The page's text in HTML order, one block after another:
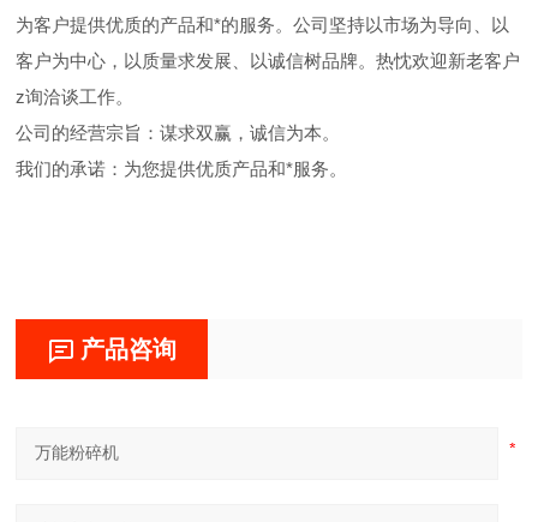
为客户提供优质的产品和*的服务。公司坚持以市场为导向、以
客户为中心，以质量求发展、以诚信树品牌。热忱欢迎新老客户
z询洽谈工作。
公司的经营宗旨：谋求双赢，诚信为本。
我们的承诺：为您提供优质产品和*服务。
产品咨询